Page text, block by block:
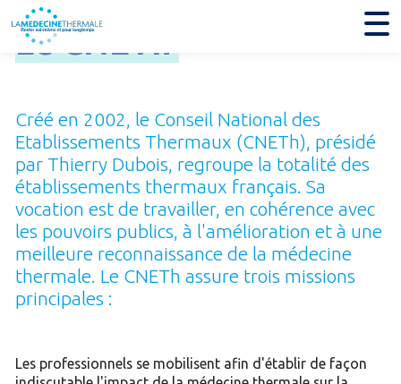
LeCNETh
Créé en 2002, le Conseil National des
Etablissements Thermaux (CNETh), présidé
par Thierry Dubois, regroupe la totalité des
établissements thermaux français. Sa
vocation est de travailler, en cohérence avec
les pouvoirs publics, à l'amélioration et à une
meilleure reconnaissance de la médecine
thermale. Le CNETh assure trois missions
principales :
Les professionnels se mobilisent afin d'établir de façon